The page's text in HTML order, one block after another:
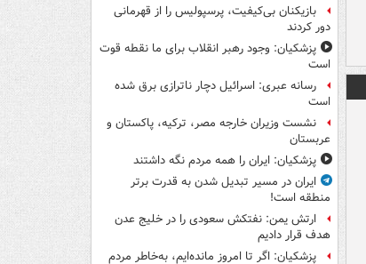
بازیکنان بی‌کیفیت، پرسپولیس را از قهرمانی
دور کردند
پزشکیان: وجود رهبر انقلاب برای ما نقطه قوت
است
رسانه عبری: اسرائیل دچار ناترازی برق شده
است
نشست وزیران خارجه مصر، ترکیه، پاکستان و
عربستان
پزشکیان: ایران را همه مردم نگه داشتند
ایران در مسیر تبدیل شدن به قدرت برتر
منطقه است!
ارتش یمن: نفتکش سعودی را در خلیج عدن
هدف قرار دادیم
پزشکیان: اگر تا امروز مانده‌ایم، به‌خاطر مردم